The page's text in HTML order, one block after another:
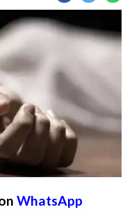
WhatsApp